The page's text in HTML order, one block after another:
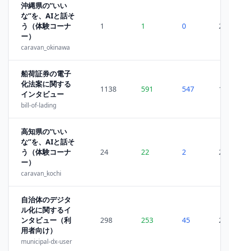
沖縄県の“いい
な”を、AIと話そ
う（体験コーナ
ー）
caravan_okinawa
1 1 0 27
船荷証券の電子
化法案に関する
インタビュー
bill-of-lading
1138 591 547
高知県の“いい
な”を、AIと話そ
う（体験コーナ
ー）
caravan_kochi
24 22 2 2
自治体のデジタ
ル化に関するイ
ンタビュー（利
用者向け）
municipal-dx-user
298 253 45